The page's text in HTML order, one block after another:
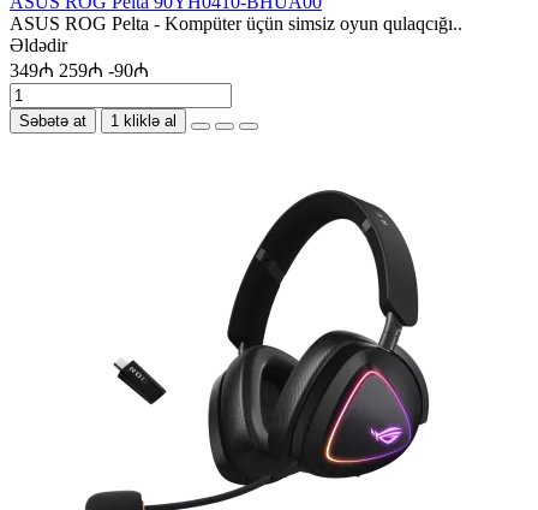
ASUS ROG Pelta - Kompüter üçün simsiz oyun qulaqcığı..
Əldədir
349₼ 259₼ -90₼
Səbətə at 1 kliklə al